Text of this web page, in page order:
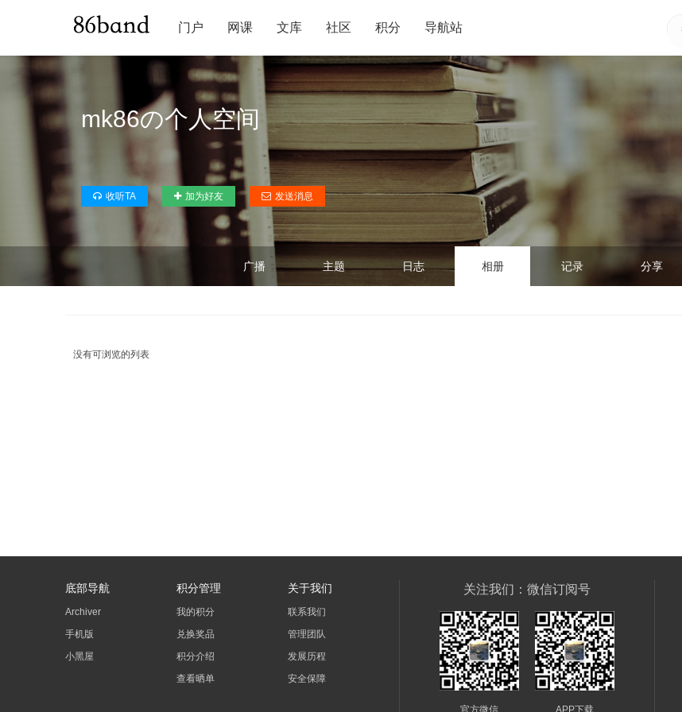
门户 网课 文库 社区 积分 导航站
mk86の个人空间
收听TA 加为好友 发送消息
广播 主题 日志 相册 记录 分享
没有可浏览的列表
底部导航
Archiver
手机版
小黑屋
积分管理
我的积分
兑换奖品
积分介绍
查看晒单
关于我们
联系我们
管理团队
发展历程
安全保障
关注我们：微信订阅号
官方微信 APP下载